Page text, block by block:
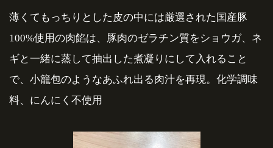
薄くてもっちりとした皮の中には厳選された国産豚
100%使用の肉餡は、豚肉のゼラチン質をショウガ、ネ
ギと一緒に蒸して抽出した煮凝りにして入れること
で、小籠包のようなあふれ出る肉汁を再現。化学調味
料、にんにく不使用